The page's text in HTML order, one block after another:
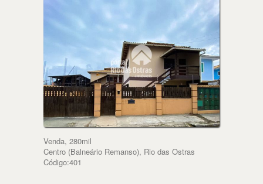
Venda, 280mil
Centro (Balneário Remanso), Rio das Ostras
Código:401